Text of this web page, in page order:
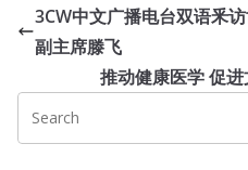
3CW中文广播电台双语釆
副主席滕飞
推动健康医学 促